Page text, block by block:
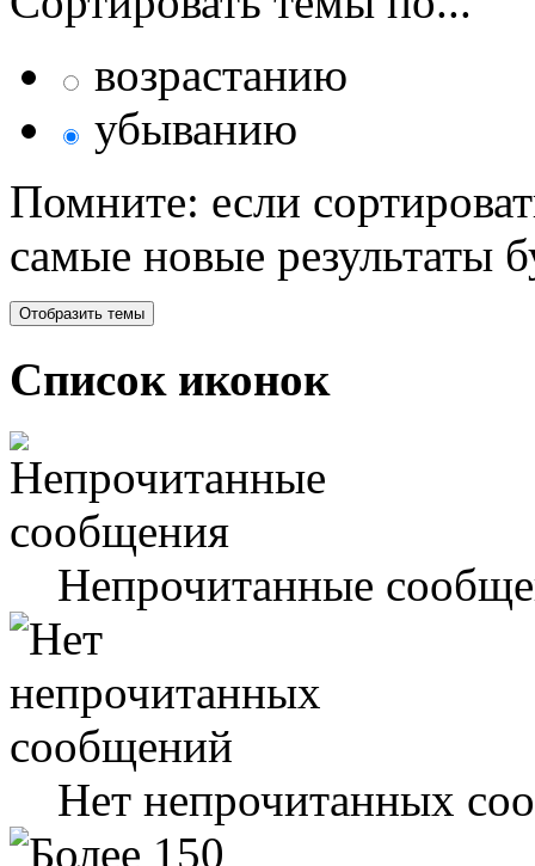
возрастанию
убыванию
Помните: если
самые новые результаты
Список иконок
Непрочитанные
Нет непрочитанных